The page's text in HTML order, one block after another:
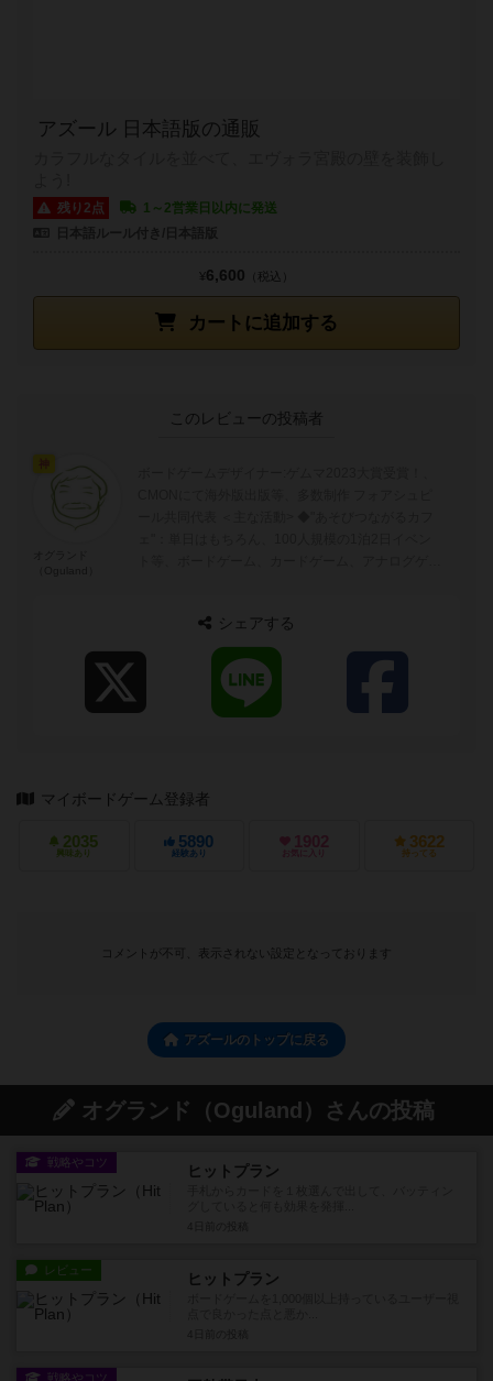
アズール 日本語版の通販
残り2点
1～2営業日以内に発送
カートに追加する
¥6,600 （税込）
このレビューの投稿者
シェアする
マイボードゲーム登録者
2035
興味あり
5890
経験あり
1902
お気に入り
3622
持ってる
コメントが不可、表示されない設定となっております
アズールのトップに戻る
オグランド（Oguland）さんの投稿
戦略やコツ ヒットプラン
レビュー ヒットプラン
戦略やコツ